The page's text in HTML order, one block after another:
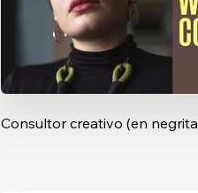
Consultor creativo (en